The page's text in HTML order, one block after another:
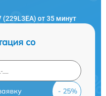
(229L3EA) от 35 минут
со